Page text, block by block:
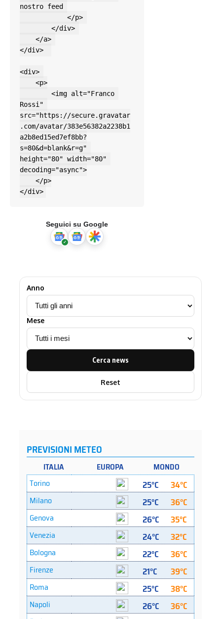
nostro feed
</div>
<div>
Rossi"
src="https://secure.gravatar
.com/avatar/383e56382a2238b1
a2b8ed15ed7ef8bb?
s=80&d=blank&r=g"
height="80" width="80"
decoding="async">
</div>
Seguici su Google
Anno
Mese
Cerca news
Reset